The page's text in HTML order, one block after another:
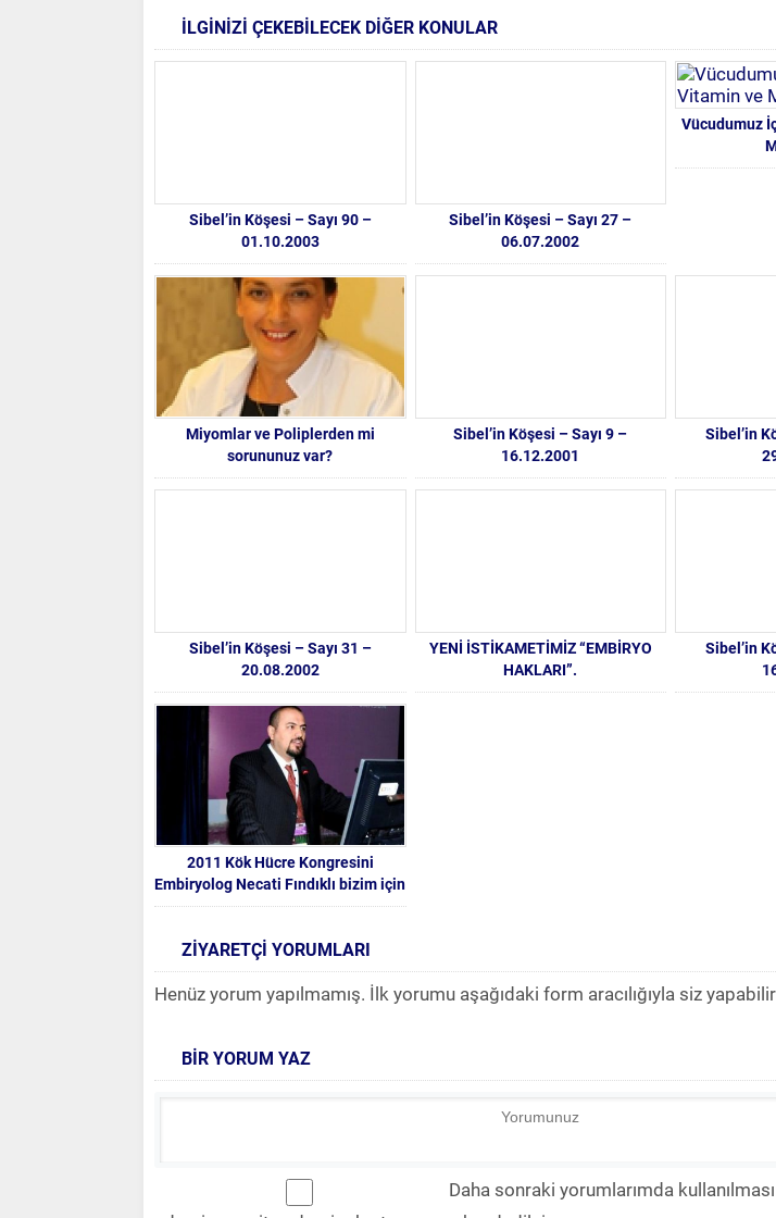
İLGİNİZİ ÇEKEBİLECEK DİĞER KONULAR
Sibel’in Köşesi – Sayı 90 –
01.10.2003
Sibel’in Köşesi – Sayı 27 –
06.07.2002
Vücudumuz
Miyomlar ve Poliplerden mi
sorununuz var?
Sibel’in Köşesi – Sayı 9 –
16.12.2001
Sibel’in
Sibel’in Köşesi – Sayı 31 –
20.08.2002
YENİ İSTİKAMETİMİZ “EMBİRYO
HAKLARI”.
Sibel’in
2011 Kök Hücre Kongresini
Embiryolog Necati Fındıklı bizim için
yazacak
ZİYARETÇİ YORUMLARI
Henüz yorum yapılmamış. İlk yorumu aşağıdaki form aracılığıyla siz
BİR YORUM YAZ
Daha sonraki yorumlarımda